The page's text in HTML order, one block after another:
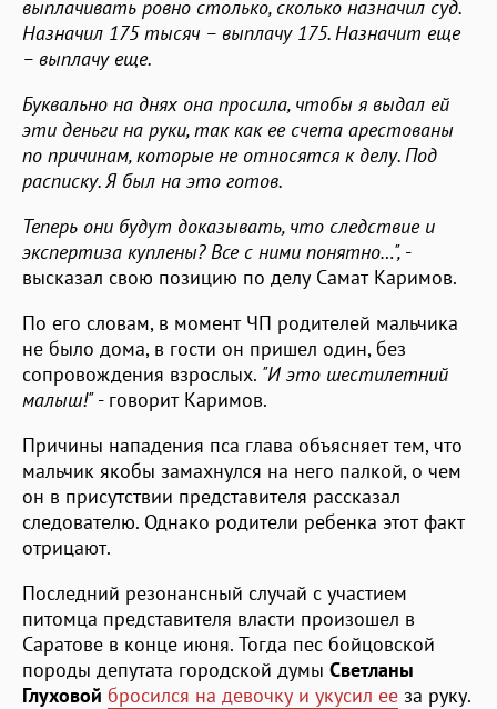
выплачивать ровно столько, сколько назначил суд.
Назначил 175 тысяч – выплачу 175. Назначит еще
– выплачу еще.
Буквально на днях она просила, чтобы я выдал ей
эти деньги на руки, так как ее счета арестованы
по причинам, которые не относятся к делу. Под
расписку. Я был на это готов.
Теперь они будут доказывать, что следствие и
экспертиза куплены? Все с ними понятно…", -
высказал свою позицию по делу Самат Каримов.
По его словам, в момент ЧП родителей мальчика
не было дома, в гости он пришел один, без
сопровождения взрослых. "И это шестилетний
малыш!"- говорит Каримов.
Причины нападения пса глава объясняет тем, что
мальчик якобы замахнулся на него палкой, о чем
он в присутствии представителя рассказал
следователю. Однако родители ребенка этот факт
отрицают.
Последний резонансный случай с участием
питомца представителя власти произошел в
Саратове в конце июня. Тогда пес бойцовской
породы депутата городской думы Светланы
Глуховой бросился на девочку и укусил ее за руку.